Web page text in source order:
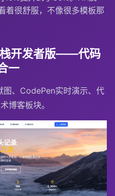
着很舒服，不像很多模板那
栈开发者版——代码
一
图、CodePen实时演示、代
博客板块。